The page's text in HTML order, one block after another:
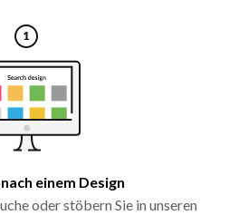
einem Design
oder stöbern Sie in unseren